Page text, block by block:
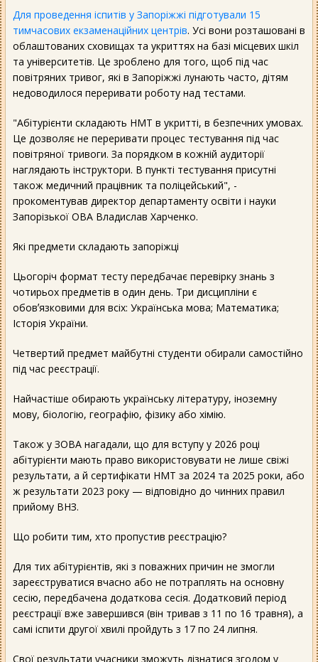
Для проведення іспитів у Запоріжжі підготували 15
тимчасових екзаменаційних центрів. Усі вони розташовані в
облаштованих сховищах та укриттях на базі місцевих шкіл
та університетів. Це зроблено для того, щоб під час
повітряних тривог, які в Запоріжжі лунають часто, дітям
недоводилося переривати роботу над тестами.
"Абітурієнти складають НМТ в укритті, в безпечних умовах.
Це дозволяє не переривати процес тестування під час
повітряної тривоги. За порядком в кожній аудиторії
наглядають інструктори. В пункті тестування присутні
також медичний працівник та поліцейський", -
прокоментував директор департаменту освіти і науки
Запорізької ОВА Владислав Харченко.
Які предмети складають запоріжці
Цьогоріч формат тесту передбачає перевірку знань з
чотирьох предметів в один день. Три дисципліни є
обовʼязковими для всіх: Українська мова; Математика;
Історія України.
Четвертий предмет майбутні студенти обирали самостійно
під час реєстрації.
Найчастіше обирають українську літературу, іноземну
мову, біологію, географію, фізику або хімію.
Також у ЗОВА нагадали, що для вступу у 2026 році
абітурієнти мають право використовувати не лише свіжі
результати, а й сертифікати НМТ за 2024 та 2025 роки, або
ж результати 2023 року — відповідно до чинних правил
прийому ВНЗ.
Що робити тим, хто пропустив реєстрацію?
Для тих абітурієнтів, які з поважних причин не змогли
зареєструватися вчасно або не потраплять на основну
сесію, передбачена додаткова сесія. Додатковий період
реєстрації вже завершився (він тривав з 11 по 16 травня), а
самі іспити другої хвилі пройдуть з 17 по 24 липня.
Свої результати учасники зможуть дізнатися згодом у